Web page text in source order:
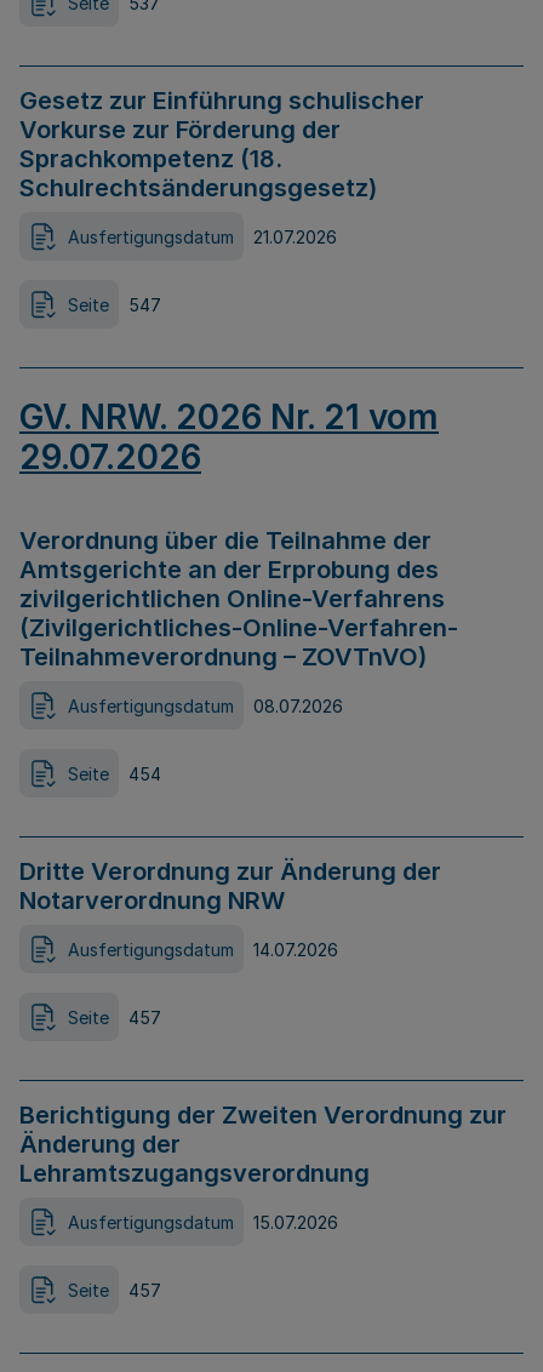
Gesetz zur Einführung schulischer
Vorkurse zur Förderung der
Sprachkompetenz (18.
Schulrechtsänderungsgesetz)
Ausfertigungsdatum 21.07.2026
Seite 547
GV. NRW. 2026 Nr. 21 vom
29.07.2026
Verordnung über die Teilnahme der
Amtsgerichte an der Erprobung des
zivilgerichtlichen Online-Verfahrens
(Zivilgerichtliches-Online-Verfahren-
Teilnahmeverordnung – ZOVTnVO)
Ausfertigungsdatum 08.07.2026
Seite 454
Dritte Verordnung zur Änderung der
Notarverordnung NRW
Ausfertigungsdatum 14.07.2026
Seite 457
Berichtigung der Zweiten Verordnung zur
Änderung der
Lehramtszugangsverordnung
Ausfertigungsdatum 15.07.2026
Seite 457